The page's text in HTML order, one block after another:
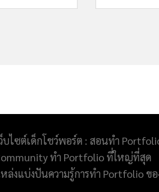
บไซต์เด็กโชว์พอร์ต : สอนทำ
ทำ Portfolio ที่ใหญ่ที่สุด
ล่งแบ่งปันความรู้การทำ Portfolio ข